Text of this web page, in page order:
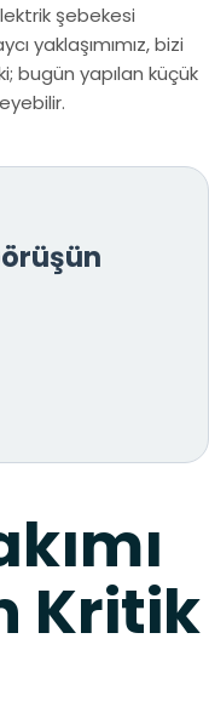
şebekesi
yaklaşımımız, bizi
bugün yapılan küçük
Kritik